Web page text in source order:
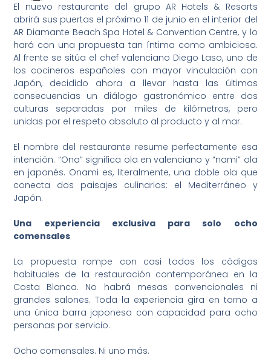
El nuevo restaurante del grupo AR Hotels & Resorts
abrirá sus puertas el próximo 11 de junio en el interior del
AR Diamante Beach Spa Hotel & Convention Centre, y lo
hará con una propuesta tan íntima como ambiciosa.
Al frente se sitúa el chef valenciano Diego Laso, uno de
los cocineros españoles con mayor vinculación con
Japón, decidido ahora a llevar hasta las últimas
consecuencias un diálogo gastronómico entre dos
culturas separadas por miles de kilómetros, pero
unidas por el respeto absoluto al producto y al mar.
El nombre del restaurante resume perfectamente esa
intención. “Ona” significa ola en valenciano y “nami” ola
en japonés. Onami es, literalmente, una doble ola que
conecta dos paisajes culinarios: el Mediterráneo y
Japón.
Una experiencia exclusiva para solo ocho
comensales
La propuesta rompe con casi todos los códigos
habituales de la restauración contemporánea en la
Costa Blanca. No habrá mesas convencionales ni
grandes salones. Toda la experiencia gira en torno a
una única barra japonesa con capacidad para ocho
personas por servicio.
Ocho comensales. Ni uno más.